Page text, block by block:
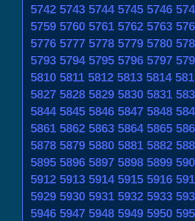
5742 5743 5744 5745 5746
5759 5760 5761 5762 5763
5776 5777 5778 5779 5780
5793 5794 5795 5796 5797
5810 5811 5812 5813 5814
5827 5828 5829 5830 5831
5844 5845 5846 5847 5848
5861 5862 5863 5864 5865
5878 5879 5880 5881 5882
5895 5896 5897 5898 5899
5912 5913 5914 5915 5916
5929 5930 5931 5932 5933
5946 5947 5948 5949 5950